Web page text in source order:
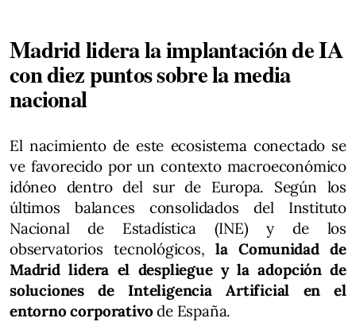
Madrid lidera la implantación de IA
con diez puntos sobre la media
nacional
El nacimiento de este ecosistema conectado se
ve favorecido por un contexto macroeconómico
idóneo dentro del sur de Europa. Según los
últimos balances consolidados del Instituto
Nacional de Estadística (INE) y de los
observatorios tecnológicos,la Comunidad de
Madrid lidera el despliegue y la adopción de
soluciones de Inteligencia Artificial en el
entorno corporativode España.